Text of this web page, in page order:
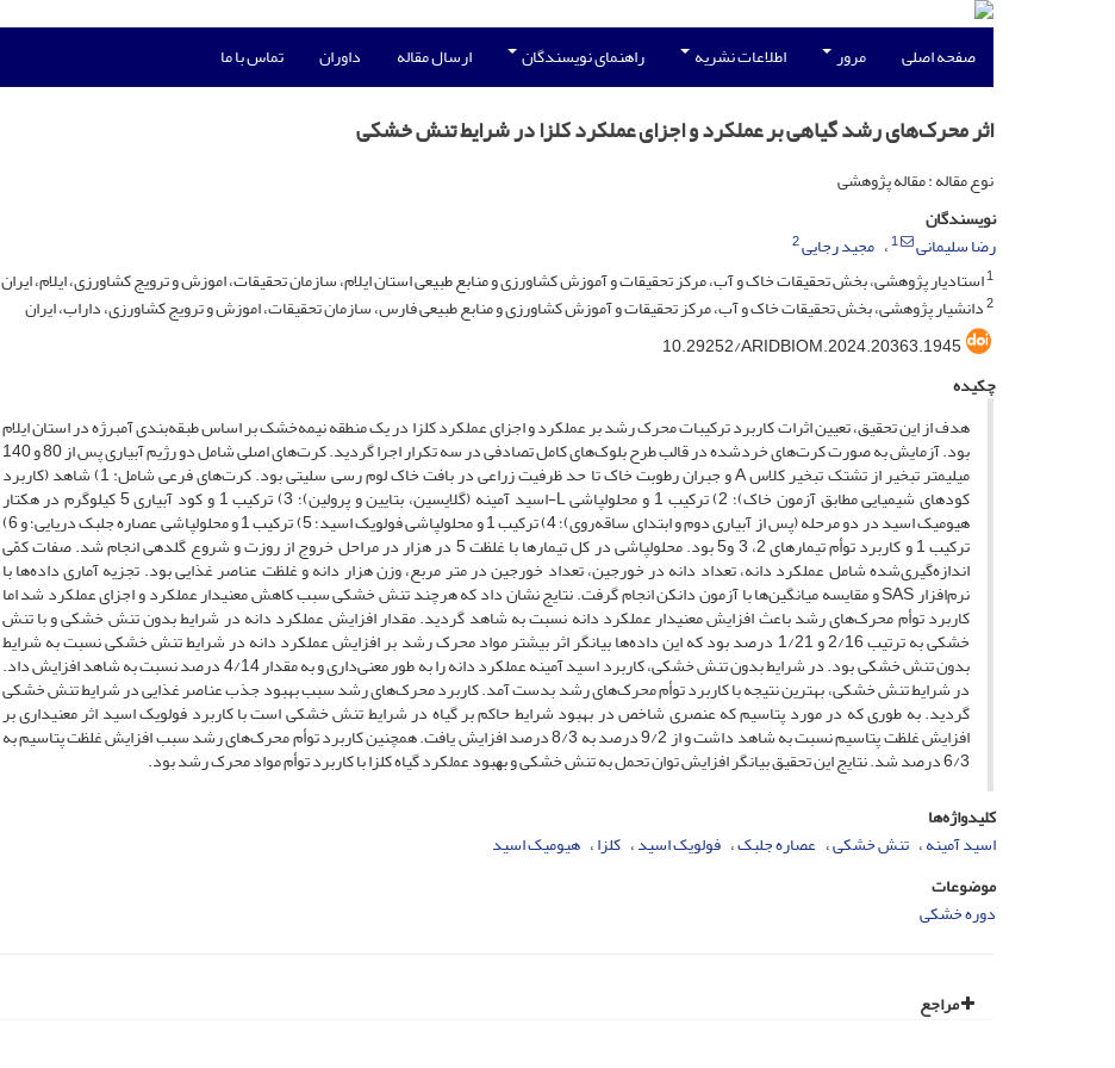
صفحه اصلی مرور اطلاعات نشریه راهنمای نویسندگان ارسال مقاله داوران تماس با ما
اثر محرک‌های رشد گیاهی بر عملکرد و اجزای عملکرد کلزا در شرایط تنش خشکی
نوع مقاله : مقاله پژوهشی
نویسندگان
رضا سلیمانی
1 مجید رجایی2
1استادیار پژوهشی، بخش تحقیقات خاک و آب، مرکز تحقیقات و آموزش کشاورزی و منابع طبیعی استان ایلام، سازمان تحقیقات، اموزش و ترویج کشاورزی، ایلام، ایران
2دانشیار پژوهشی، بخش تحقیقات خاک و آب، مرکز تحقیقات و آموزش کشاورزی و منابع طبیعی فارس، سازمان تحقیقات، اموزش و ترویج کشاورزی، داراب، ایران
10.29252/ARIDBIOM.2024.20363.1945
چکیده
هدف از این تحقیق، تعیین اثرات کاربرد ترکیبات محرک رشد بر عملکرد و اجزای عملکرد کلزا در یک منطقه نیمه‌خشک بر اساس طبقه‌بندی آمبرژه در استان ایلام
بود. آزمایش به صورت کرت‌های خردشده در قالب طرح بلوک‌های کامل تصادفی در سه تکرار اجرا گردید. کرت‌های اصلی شامل دو رژیم آبیاری پس از 80 و 140
میلی‏متر تبخیر از تشتک تبخیر کلاس A و جبران رطوبت خاک تا حد ظرفیت زراعی در بافت خاک لوم رسی سلیتی بود. کر‌ت‌های فرعی شامل: 1) شاهد (کاربرد
کودهای شیمیایی مطابق آزمون خاک)؛ 2) ترکیب 1 و محلول‏پاشی L-اسید آمینه (گلایسین، بتایین و پرولین)‏؛ 3) ترکیب 1 و کود آبیاری 5 کیلوگرم در هکتار
هیومیک اسید در دو مرحله (پس از آبیاری دوم و ابتدای ساقه‌روی)؛ 4) ترکیب 1 و محلول‏پاشی فولویک اسید؛ 5) ترکیب 1 و محلول‏پاشی عصاره جلبک دریایی؛ و 6)
ترکیب 1 و کاربرد توأم تیمار‏های 2، 3 و5 بود. محلول‏پاشی در کل تیمارها با غلظت 5 در هزار در مراحل خروج از روزت و شروع گلدهی انجام شد. صفات کمّی
اندازه‌گیری‌شده شامل عملکرد دانه، تعداد دانه در خورجین، تعداد خورجین در متر مربع، وزن هزار دانه و غلظت عناصر غذایی بود. تجزیه آماری داده‌ها با
نرم‌افزار SAS و مقایسه میانگین‌ها با آزمون دانکن انجام گرفت. نتایج نشان داد که هرچند تنش خشکی سبب کاهش معنی‏دار عملکرد و اجزای عملکرد شد اما
کاربرد توأم محرک‏‌های رشد باعث افزایش معنی‏دار عملکرد دانه نسبت به شاهد گردید. مقدار افزایش عملکرد دانه در شرایط بدون تنش خشکی و با تنش
خشکی به ترتیب 2/16 و 1/21 درصد بود که این داده‌‏ها بیانگر اثر بیشتر مواد محرک رشد بر افزایش عملکرد دانه در شرایط تنش خشکی نسبت به شرایط
بدون تنش خشکی بود. در شرایط بدون تنش خشکی، کاربرد اسید آمینه عملکرد دانه را به طور معنی‌داری و به مقدار 4/14 درصد نسبت به شاهد افزایش داد.
در شرایط تنش خشکی، بهترین نتیجه با کاربرد توأم محرک‌های رشد بدست آمد. کاربرد محرک‌های رشد سبب بهبود جذب عناصر غذایی در شرایط تنش خشکی
گردید. به طوری که در مورد پتاسیم که عنصری شاخص در بهبود شرایط حاکم بر گیاه در شرایط تنش خشکی است با کاربرد فولویک اسید اثر معنی‏داری بر
افزایش غلظت پتاسیم نسبت به شاهد داشت و از 9/2 درصد به 8/3 درصد افزایش یافت. همچنین کاربرد توأم محرک‌های رشد سبب افزایش غلظت پتاسیم به
6/3 درصد شد. ﻧﺘﺎﯾﺞ اﯾﻦ ﺗﺤﻘﯿﻖ ﺑﯿﺎنگر اﻓﺰاﯾﺶ ﺗﻮان تحمل ﺑﻪ ﺗﻨﺶ خشکی و ﺑﻬﺒﻮد ﻋﻤلکرد گیاه کلزا ﺑﺎ کاربرد توأم مواد محرک‏ رشد بود.
کلیدواژه‌ها
اسید آمینه تنش خشکی عصاره جلبک فولویک اسید کلزا هیومیک اسید
موضوعات
دوره خشکی
مراجع